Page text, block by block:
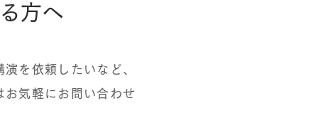
方へ​
を依頼したいなど、
気軽にお問い合わせ